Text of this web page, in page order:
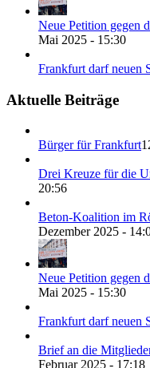
Neue Petition gegen
Mai 2025 - 15:30
Frankfurt darf neuen
Aktuelle Beiträge
Bürger für Frankfurt
Drei Kreuze für die
20:56
Beton-Koalition im
Dezember 2025 -
Neue Petition gegen
Mai 2025 - 15:30
Frankfurt darf neuen
Brief an die
Februar 2025 - 17:18